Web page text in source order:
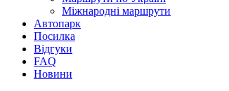
Міжнародні маршрути
Автопарк
Посилка
Відгуки
FAQ
Новини